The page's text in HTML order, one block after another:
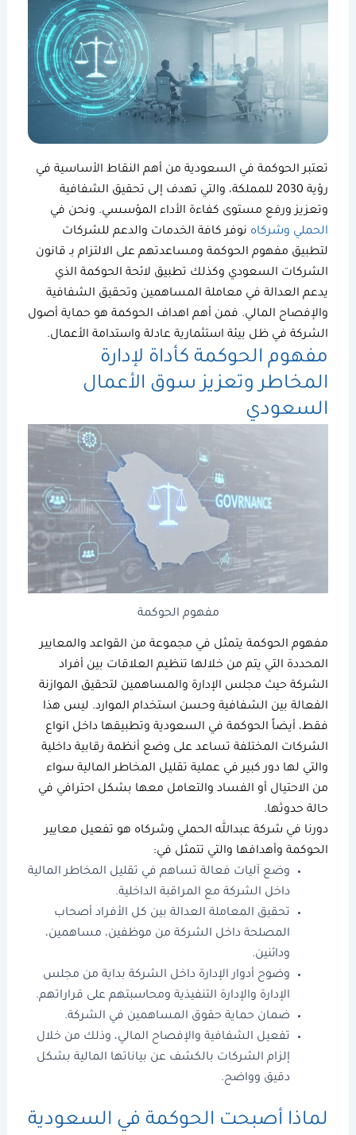
تعتبرالحوكمة في السعوديةمن أهم النقاط الأساسية في
رؤية 2030 للمملكة، والتي تهدف إلى تحقيق الشفافية
وتعزيز ورفع مستوى كفاءة الأداء المؤسسي. ونحن في
الحملي وشركاه نوفر كافة الخدمات والدعم للشركات
لتطبيق مفهوم الحوكمةومساعدتهم على الالتزام بـ قانون
الشركات السعودي وكذلك تطبيق لائحة الحوكمةالذي
يدعم العدالة في معاملة المساهمين وتحقيق الشفافية
والإفصاح المالي. فمن أهم اهداف الحوكمةهو حماية أصول
الشركة في ظل بيئة استثمارية عادلة واستدامة الأعمال.
مفهوم الحوكمةكأداة لإدارة
المخاطر وتعزيز سوق الأعمال
السعودي
مفهوم الحوكمة
مفهوم الحوكمةيتمثل في مجموعة من القواعد والمعايير
المحددة التي يتم من خلالها تنظيم العلاقات بين أفراد
الشركة حيث مجلس الإدارة والمساهمين لتحقيق الموازنة
الفعالة بين الشفافية وحسن استخدام الموارد. ليس هذا
فقط، أيضاً الحوكمة في السعوديةوتطبيقها داخل انواع
الشركات المختلفة تساعد على وضع أنظمة رقابية داخلية
والتي لها دور كبير في عملية تقليل المخاطر المالية سواء
من الاحتيال أو الفساد والتعامل معها بشكل احترافي في
حالة حدوثها.
دورنا في شركة عبدالله الحملي وشركاه هو تفعيل معايير
الحوكمةوأهدافها والتي تتمثل في:
وضع آليات فعالة تساهم في تقليل المخاطر المالية
داخل الشركة مع المراقبة الداخلية.
تحقيق المعاملة العدالة بين كل الأفراد أصحاب
المصلحة داخل الشركة من موظفين، مساهمين،
ودائنين.
وضوح أدوار الإدارة داخل الشركة بداية من مجلس
الإدارة والإدارة التنفيذية ومحاسبتهم على قراراتهم.
ضمان حماية حقوق المساهمين في الشركة.
تفعيل الشفافية والإفصاح المالي، وذلك من خلال
إلزام الشركات بالكشف عن بياناتها المالية بشكل
دقيق وواضح.
لماذا أصبحت الحوكمة في السعودية